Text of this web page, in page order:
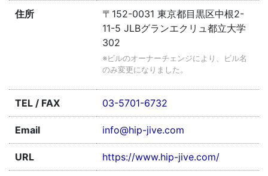
住所
〒152-0031 東京都目黒区中根2-
11-5 JLBグランエクリュ都立大学
302
※ビルのオーナーチェンジにより、ビル名
のみ変更になりました。
TEL / FAX 03-5701-6732
Email info@hip-jive.com
URL https://www.hip-jive.com/